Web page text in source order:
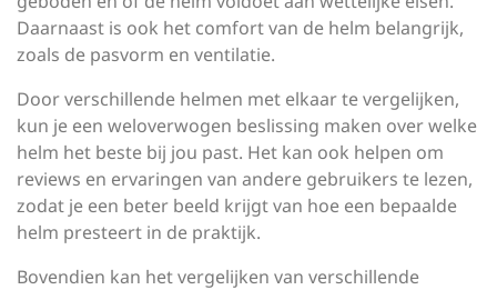
Daarnaast is ook het comfort van de helm belangrijk,
zoals de pasvorm en ventilatie.
Door verschillende helmen met elkaar te vergelijken,
kun je een weloverwogen beslissing maken over welke
helm het beste bij jou past. Het kan ook helpen om
reviews en ervaringen van andere gebruikers te lezen,
zodat je een beter beeld krijgt van hoe een bepaalde
helm presteert in de praktijk.
Bovendien kan het vergelijken van verschillende